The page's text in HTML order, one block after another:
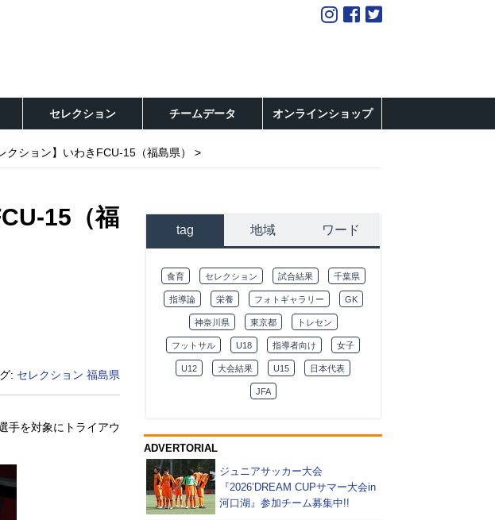
セレクション チームデータ オンラインショップ
クション】いわきFCU-15（福島県）
15（福
: セレクション 福島県
手を対象にトライアウ
tag 地域 ワード
食育 セレクション 試合結果 千葉県
指導論 栄養 フォトギャラリー GK
神奈川県 東京都 トレセン
フットサル U18 指導者向け 女子
U12 大会結果 U15 日本代表
JFA
ADVERTORIAL
ジュニアサッカー大会
『2026’DREAM CUPサマー大会in
河口湖』参加チーム募集中!!